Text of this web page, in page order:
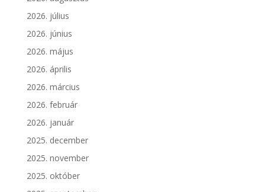
2026. július
2026. június
2026. május
2026. április
2026. március
2026. február
2026. január
2025. december
2025. november
2025. október